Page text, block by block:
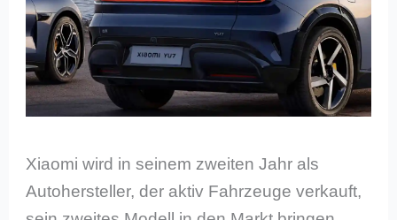
Xiaomi wird in seinem zweiten Jahr als
Autohersteller, der aktiv Fahrzeuge verkauft,